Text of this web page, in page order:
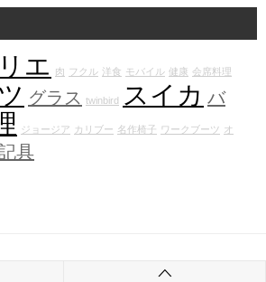
エ 肉 フクル 洋食 モバイル 健康 会席料理
グラス twinbird スイカ バ
ジョージア カリブー 名作椅子 ワークブーツ オ
具